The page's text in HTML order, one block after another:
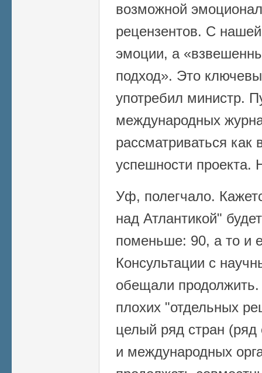
возможной
рецензентов. С
эмоции, а
подход». Это
употребил министр.
международных
рассматриваться как
успешности проекта.
Уф, полегчало.
над Атлантикой"
поменьше: 90, а то и
Консультации с
обещали
плохих "отдельных
целый ряд стран
и международных